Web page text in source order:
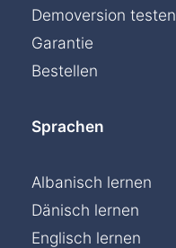
Demoversion testen
Garantie
Bestellen
Sprachen
Albanisch lernen
Dänisch lernen
Englisch lernen